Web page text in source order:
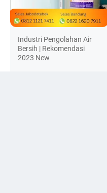
Industri Pengolahan Air
Bersih | Rekomendasi
2023 New